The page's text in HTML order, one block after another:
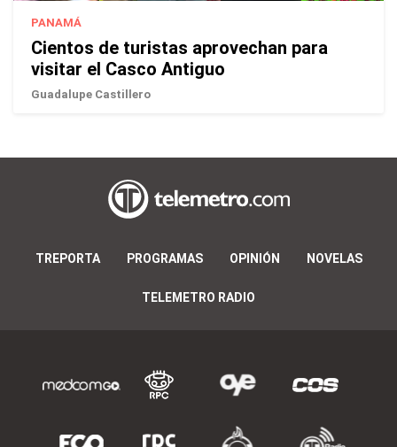
PANAMÁ
Cientos de turistas aprovechan para
visitar el Casco Antiguo
Guadalupe Castillero
TREPORTA PROGRAMAS OPINIÓN NOVELAS
TELEMETRO RADIO